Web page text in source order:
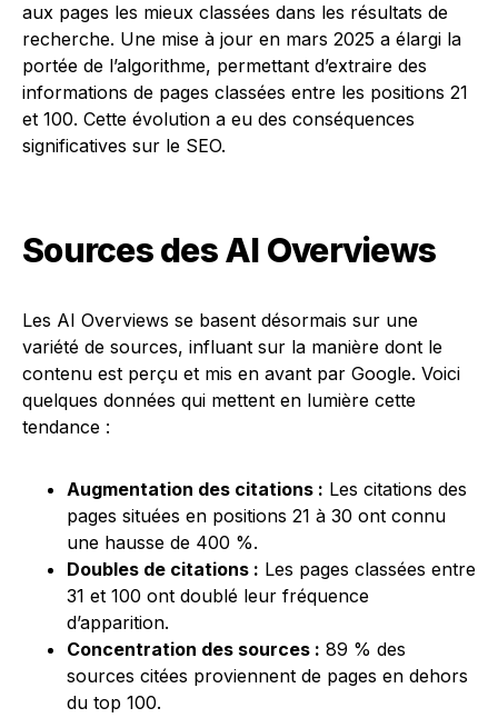
aux pages les mieux classées dans les résultats de
recherche. Une mise à jour en mars 2025 a élargi la
portée de l’algorithme, permettant d’extraire des
informations de pages classées entre les positions 21
et 100. Cette évolution a eu des conséquences
significatives sur le SEO.
Sources des AI Overviews
Les AI Overviews se basent désormais sur une
variété de sources, influant sur la manière dont le
contenu est perçu et mis en avant par Google. Voici
quelques données qui mettent en lumière cette
tendance :
Augmentation des citations : Les citations des
pages situées en positions 21 à 30 ont connu
une hausse de 400 %.
Doubles de citations : Les pages classées entre
31 et 100 ont doublé leur fréquence
d’apparition.
Concentration des sources : 89 % des
sources citées proviennent de pages en dehors
du top 100.